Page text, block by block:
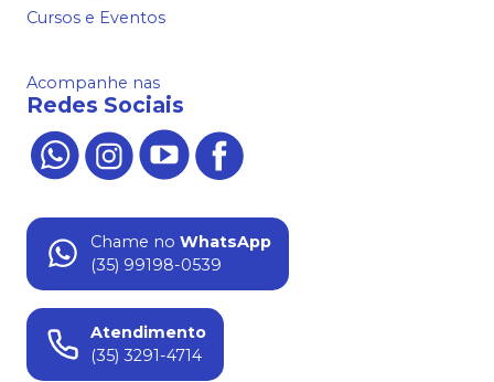
Cursos e Eventos
Acompanhe nas
Redes Sociais
Chame no WhatsApp
(35) 99198-0539
Atendimento
(35) 3291-4714